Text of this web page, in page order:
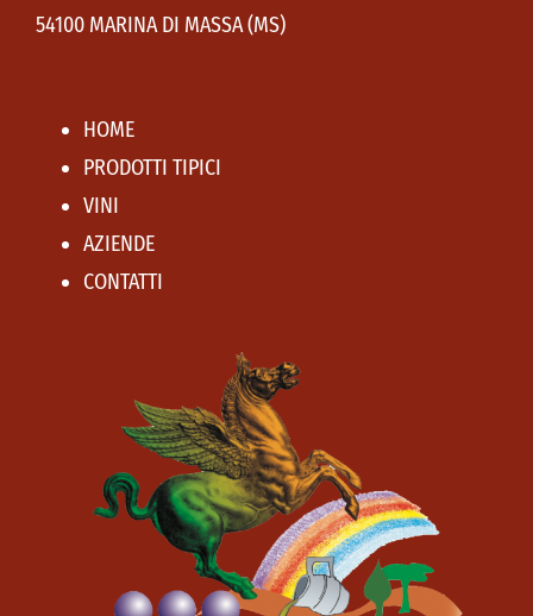
54100 MARINA DI MASSA (MS)
HOME
PRODOTTI TIPICI
VINI
AZIENDE
CONTATTI